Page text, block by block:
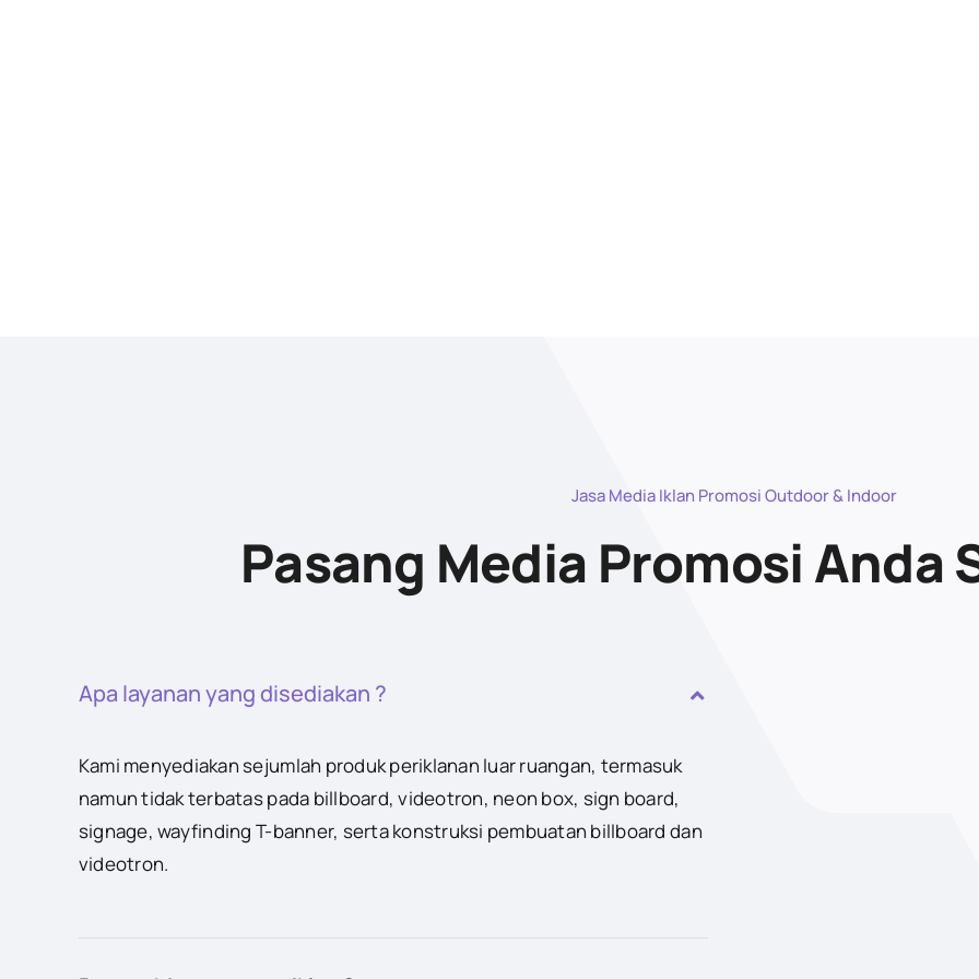
Jasa Media Iklan Promosi Outdoor & Indoor
Pasang Media Promosi Anda
Apa layanan yang disediakan ?
Kami menyediakan sejumlah produk periklanan luar ruangan, termasuk
namun tidak terbatas pada billboard, videotron, neon box, sign board,
signage, wayfinding T-banner, serta konstruksi pembuatan billboard dan
videotron.